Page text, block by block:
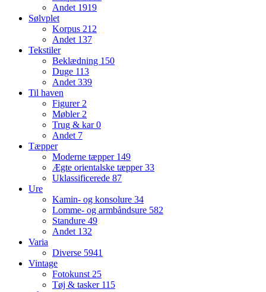
Andet 1919
Sølvplet
Korpus 212
Andet 137
Tekstiler
Beklædning 150
Duge 113
Andet 339
Til haven
Figurer 2
Møbler 2
Trug & kar0
Andet 7
Tæpper
Moderne tæpper 149
Ægte orientalske tæpper33
Uklassificerede 87
Ure
Kamin- og konsolure 34
Lomme- og armbåndsure 582
Standure 49
Andet 132
Varia
Diverse 5941
Vintage
Fotokunst 25
Tøj & tasker 115